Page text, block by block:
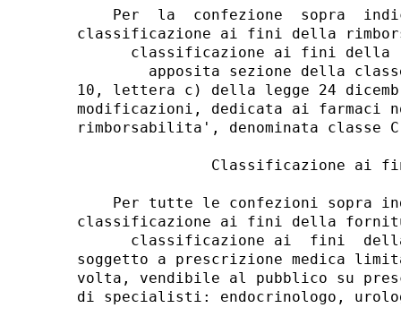
Per  la  confezione  sopra
classificazione ai fini della
classificazione ai fini
apposita sezione della
10, lettera c) della legge 24
modificazioni, dedicata ai
rimborsabilita', denominata classe
Classificazione ai
Per tutte le confezioni sopra
classificazione ai fini della
classificazione ai  fini
soggetto a prescrizione medica
volta, vendibile al pubblico su
di specialisti: endocrinologo,